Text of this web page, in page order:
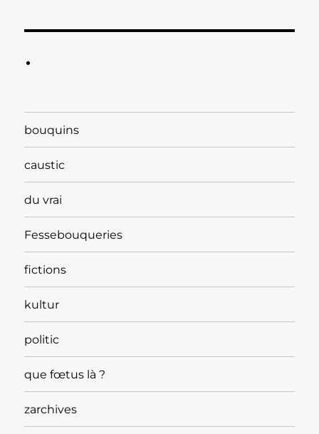
bouquins
caustic
du vrai
Fessebouqueries
fictions
kultur
politic
que fœtus là ?
zarchives